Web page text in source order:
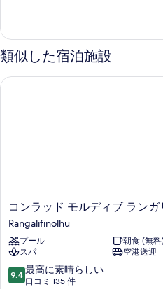
の
す
べ
て
す
る
ベ
ッ
ド
ー
類似した宿泊施設
コ
ン
ラ
ッ
ド
モ
ル
コンラッド モルディブ ランガ
Rangalifinolhu
プール
朝食 (無
スパ
空港送迎
10
段
9.4 最高に素晴らしい
口コミ 135 件
コンラッド モルディブ ランガリ